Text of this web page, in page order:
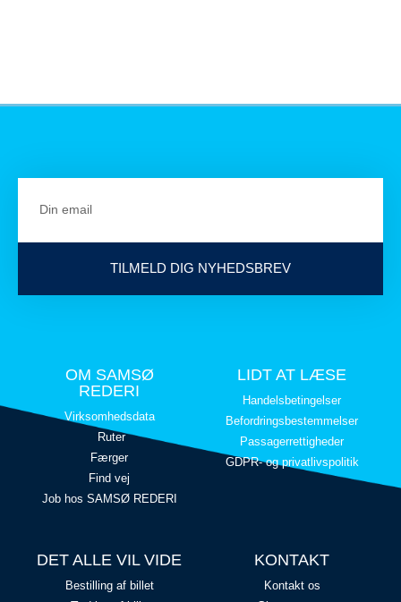
TILMELD DIG NYHEDSBREV
OM SAMSØ
REDERI
Virksomhedsdata
Ruter
Færger
Find vej
Job hos SAMSØ REDERI
LIDT AT LÆSE
Handelsbetingelser
Befordringsbestemmelser
Passagerrettigheder
GDPR- og privatlivspolitik
DET ALLE VIL VIDE
Bestilling af billet
KONTAKT
Kontakt os